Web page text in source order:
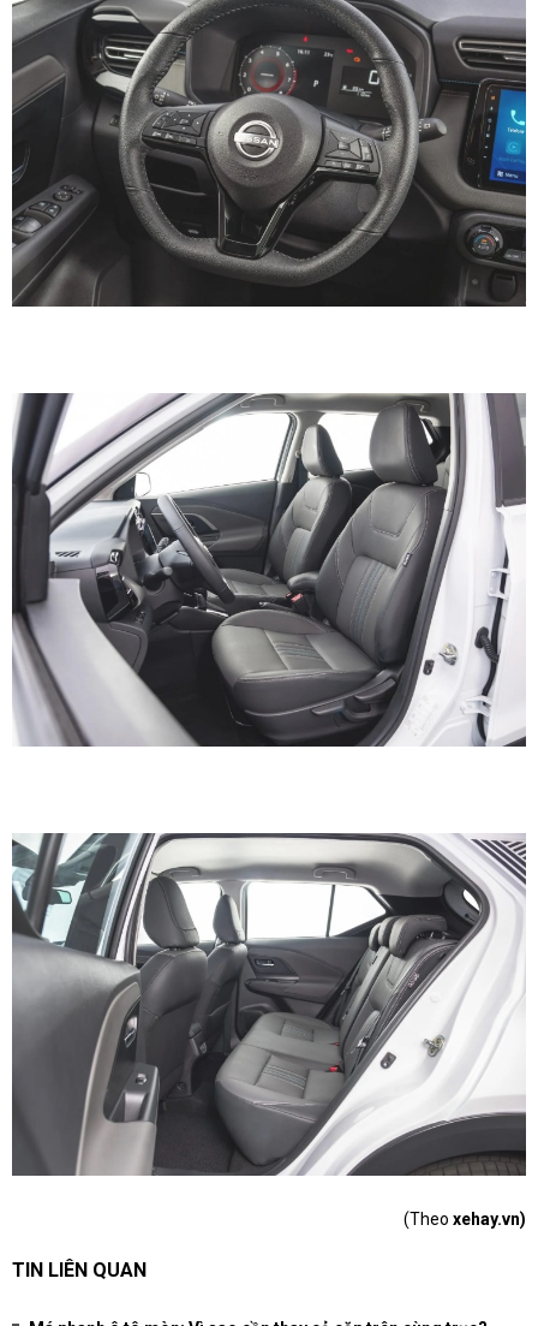
(Theo xehay.vn)
TIN LIÊN QUAN